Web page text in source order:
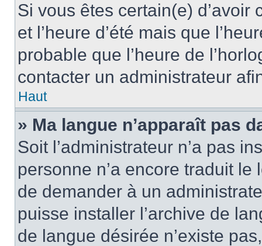
Si vous êtes certain(e)
et l’heure d’été mais que
probable que l’heure de
contacter un administrateur
Haut
» Ma langue n’apparaît pas
Soit l’administrateur n’a pas
personne n’a encore traduit
de demander à un
puisse installer l’archive de
de langue désirée n’existe